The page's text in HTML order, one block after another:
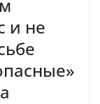
и не